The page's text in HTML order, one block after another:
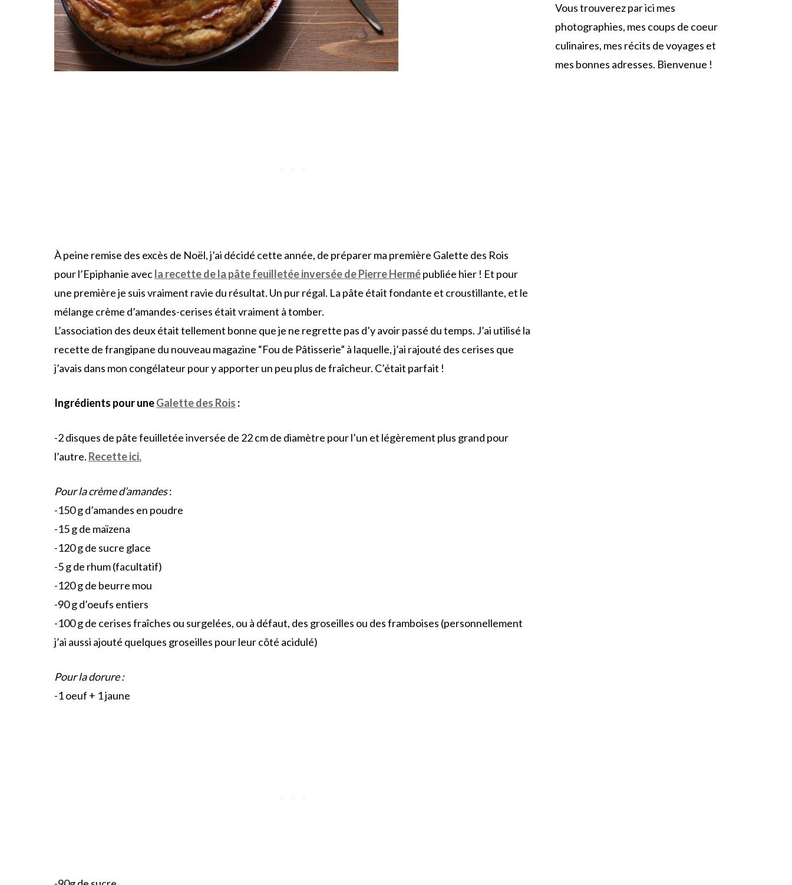
À peine remise des excès de Noël, j’ai décidé cette année, de préparer ma première Galette des Rois
pour l’Epiphanie avecla recette de la pâte feuilletée inversée de Pierre Hermépubliée hier ! Et pour
une première je suis vraiment ravie du résultat. Un pur régal. La pâte était fondante et croustillante, et le
mélange crème d’amandes-cerises était vraiment à tomber.
L’association des deux était tellement bonne que je ne regrette pas d’y avoir passé du temps. J’ai utilisé la
recette de frangipane du nouveau magazine “Fou de Pâtisserie” à laquelle, j’ai rajouté des cerises que
j’avais dans mon congélateur pour y apporter un peu plus de fraîcheur. C’était parfait !
Ingrédients pour uneGalette des Rois :
-2 disques de pâte feuilletée inversée de 22 cm de diamètre pour l’un et légèrement plus grand pour
l’autre. Recette ici.
Pour la crème d’amandes:
-150 g d’amandes en poudre
-15 g de maïzena
-120 g de sucre glace
-5 g de rhum (facultatif)
-120 g de beurre mou
-90 g d’oeufs entiers
-100 g de cerises fraîches ou surgelées, ou à défaut, des groseilles ou des framboises (personnellement
j’ai aussi ajouté quelques groseilles pour leur côté acidulé)
Pour la dorure :
-1 oeuf + 1 jaune
Vous trouverez par ici mes
photographies, mes coups de coeur
culinaires, mes récits de voyages et
mes bonnes adresses. Bienvenue !